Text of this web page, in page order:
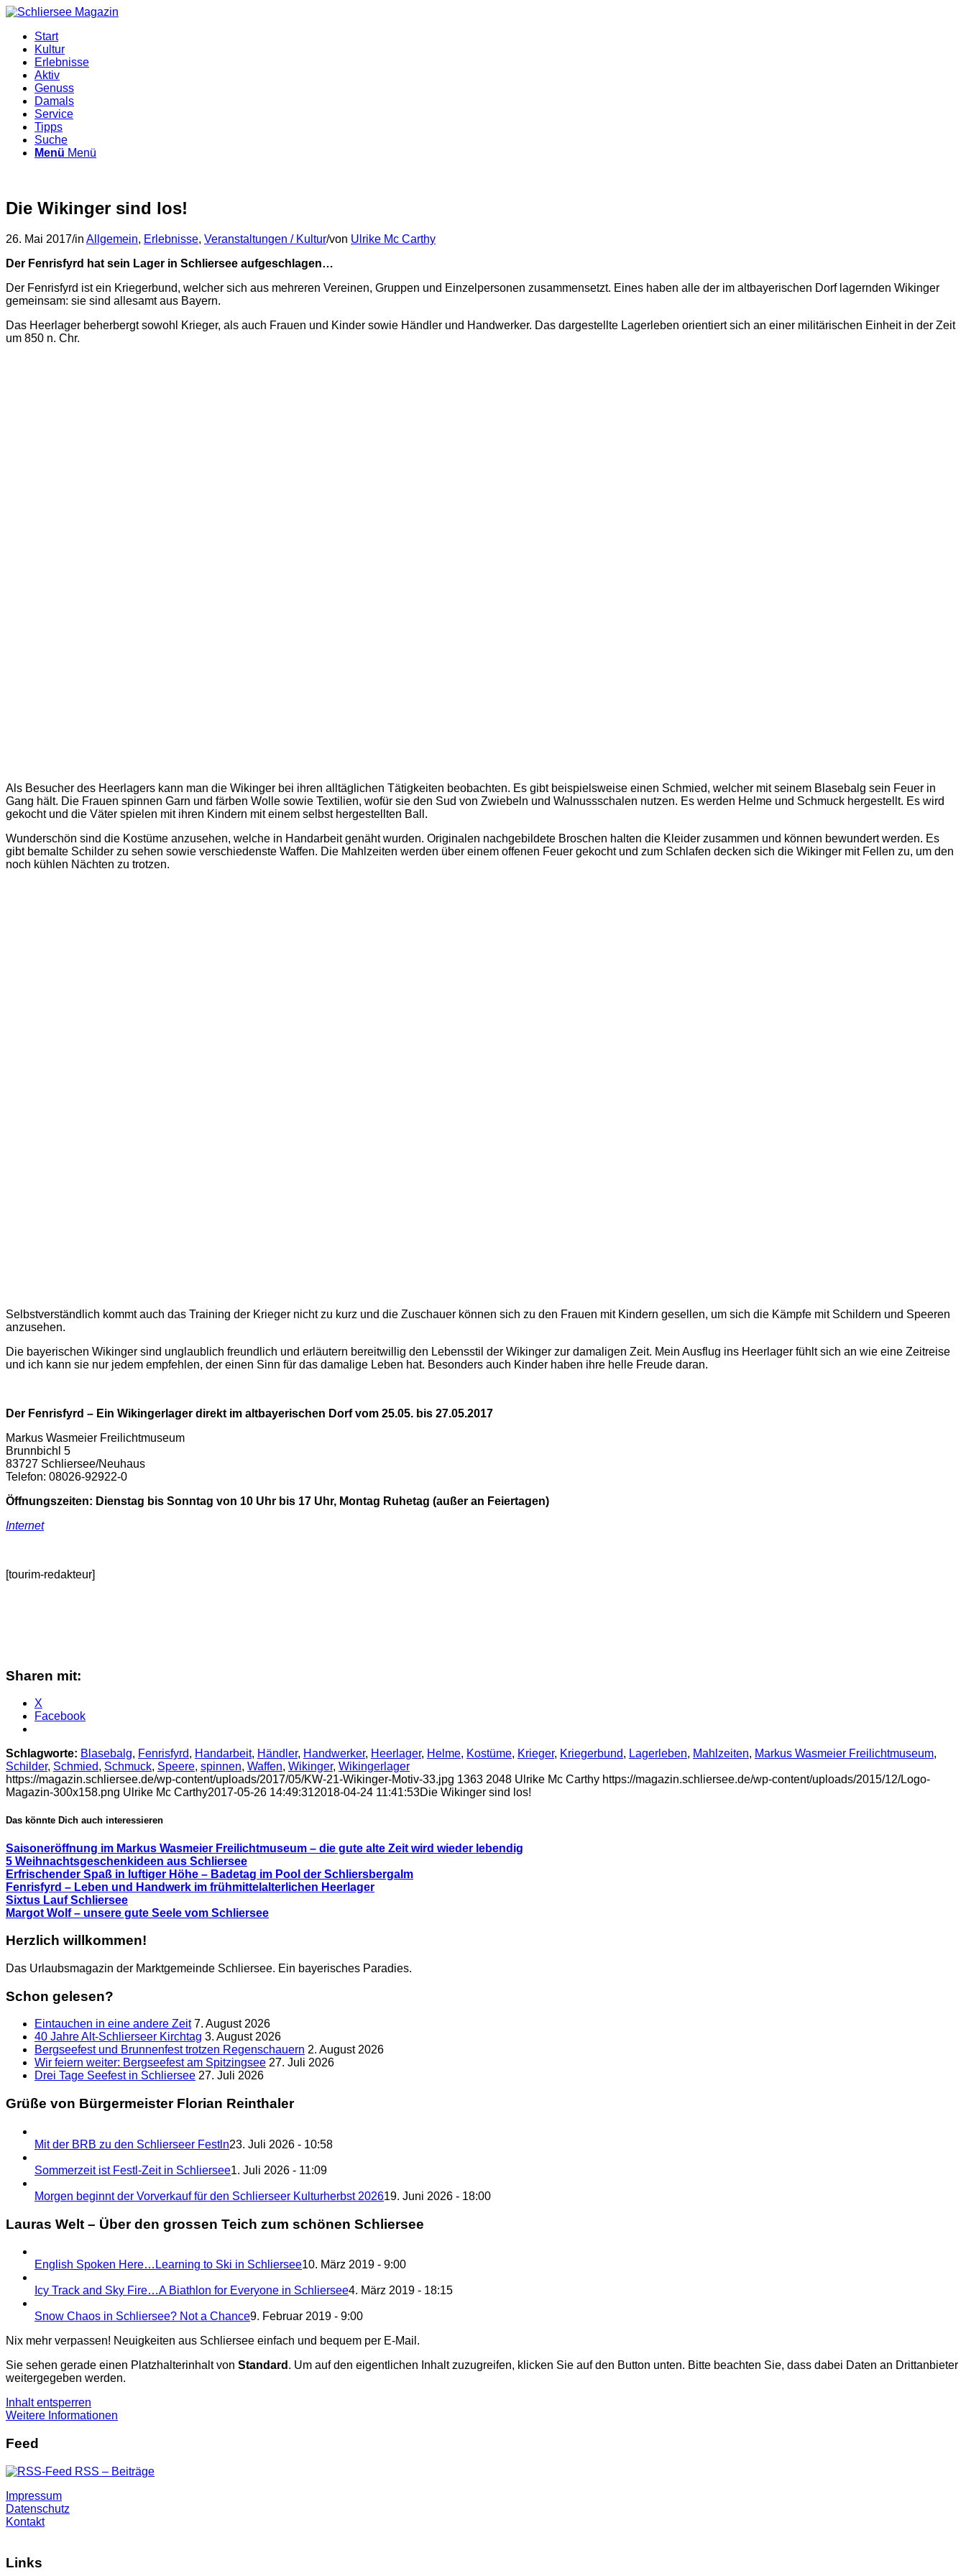
Start
Kultur
Erlebnisse
Aktiv
Genuss
Damals
Service
Tipps
Suche
Menü Menü
Die Wikinger sind los!
26. Mai 2017/in Allgemein, Erlebnisse, Veranstaltungen / Kultur/von Ulrike Mc Carthy
Der Fenrisfyrd hat sein Lager in Schliersee aufgeschlagen…
Der Fenrisfyrd ist ein Kriegerbund, welcher sich aus mehreren Vereinen, Gruppen und Einzelpersonen zusammensetzt. Eines haben alle der im altbayerischen Dorf lagernden Wikinger
gemeinsam: sie sind allesamt aus Bayern.
Das Heerlager beherbergt sowohl Krieger, als auch Frauen und Kinder sowie Händler und Handwerker. Das dargestellte Lagerleben orientiert sich an einer militärischen Einheit in der Zeit
um 850 n. Chr.
Als Besucher des Heerlagers kann man die Wikinger bei ihren alltäglichen Tätigkeiten beobachten. Es gibt beispielsweise einen Schmied, welcher mit seinem Blasebalg sein Feuer in
Gang hält. Die Frauen spinnen Garn und färben Wolle sowie Textilien, wofür sie den Sud von Zwiebeln und Walnussschalen nutzen. Es werden Helme und Schmuck hergestellt. Es wird
gekocht und die Väter spielen mit ihren Kindern mit einem selbst hergestellten Ball.
Wunderschön sind die Kostüme anzusehen, welche in Handarbeit genäht wurden. Originalen nachgebildete Broschen halten die Kleider zusammen und können bewundert werden. Es
gibt bemalte Schilder zu sehen sowie verschiedenste Waffen. Die Mahlzeiten werden über einem offenen Feuer gekocht und zum Schlafen decken sich die Wikinger mit Fellen zu, um den
noch kühlen Nächten zu trotzen.
Selbstverständlich kommt auch das Training der Krieger nicht zu kurz und die Zuschauer können sich zu den Frauen mit Kindern gesellen, um sich die Kämpfe mit Schildern und Speeren
anzusehen.
Die bayerischen Wikinger sind unglaublich freundlich und erläutern bereitwillig den Lebensstil der Wikinger zur damaligen Zeit. Mein Ausflug ins Heerlager fühlt sich an wie eine Zeitreise
und ich kann sie nur jedem empfehlen, der einen Sinn für das damalige Leben hat. Besonders auch Kinder haben ihre helle Freude daran.
Der Fenrisfyrd – Ein Wikingerlager direkt im altbayerischen Dorf vom 25.05. bis 27.05.2017
Markus Wasmeier Freilichtmuseum
Brunnbichl 5
83727 Schliersee/Neuhaus
Telefon: 08026-92922-0
Öffnungszeiten: Dienstag bis Sonntag von 10 Uhr bis 17 Uhr, Montag Ruhetag (außer an Feiertagen)
Internet
[tourim-redakteur]
Sharen mit:
X
Facebook
Schlagworte: Blasebalg, Fenrisfyrd, Handarbeit, Händler, Handwerker, Heerlager, Helme, Kostüme, Krieger, Kriegerbund, Lagerleben, Mahlzeiten, Markus Wasmeier Freilichtmuseum,
Schilder, Schmied, Schmuck, Speere, spinnen, Waffen, Wikinger, Wikingerlager
https://magazin.schliersee.de/wp-content/uploads/2017/05/KW-21-Wikinger-Motiv-33.jpg 1363 2048 Ulrike Mc Carthy https://magazin.schliersee.de/wp-content/uploads/2015/12/Logo-
Magazin-300x158.png Ulrike Mc Carthy2017-05-26 14:49:312018-04-24 11:41:53Die Wikinger sind los!
Das könnte Dich auch interessieren
Saisoneröffnung im Markus Wasmeier Freilichtmuseum – die gute alte Zeit wird wieder lebendig
5 Weihnachtsgeschenkideen aus Schliersee
Erfrischender Spaß in luftiger Höhe – Badetag im Pool der Schliersbergalm
Fenrisfyrd – Leben und Handwerk im frühmittelalterlichen Heerlager
Sixtus Lauf Schliersee
Margot Wolf – unsere gute Seele vom Schliersee
Herzlich willkommen!
Das Urlaubsmagazin der Marktgemeinde Schliersee. Ein bayerisches Paradies.
Schon gelesen?
Eintauchen in eine andere Zeit 7. August 2026
40 Jahre Alt-Schlierseer Kirchtag 3. August 2026
Bergseefest und Brunnenfest trotzen Regenschauern 2. August 2026
Wir feiern weiter: Bergseefest am Spitzingsee 27. Juli 2026
Drei Tage Seefest in Schliersee 27. Juli 2026
Grüße von Bürgermeister Florian Reinthaler
Mit der BRB zu den Schlierseer Festln23. Juli 2026 - 10:58
Sommerzeit ist Festl-Zeit in Schliersee1. Juli 2026 - 11:09
Morgen beginnt der Vorverkauf für den Schlierseer Kulturherbst 202619. Juni 2026 - 18:00
Lauras Welt – Über den grossen Teich zum schönen Schliersee
English Spoken Here…Learning to Ski in Schliersee10. März 2019 - 9:00
Icy Track and Sky Fire…A Biathlon for Everyone in Schliersee4. März 2019 - 18:15
Snow Chaos in Schliersee? Not a Chance9. Februar 2019 - 9:00
Nix mehr verpassen! Neuigkeiten aus Schliersee einfach und bequem per E-Mail.
Sie sehen gerade einen Platzhalterinhalt von Standard . Um auf den eigentlichen Inhalt zuzugreifen, klicken Sie auf den Button unten. Bitte beachten Sie, dass dabei Daten an Drittanbieter
weitergegeben werden.
Inhalt entsperren
Weitere Informationen
Feed
RSS – Beiträge
Impressum
Datenschutz
Kontakt
Links